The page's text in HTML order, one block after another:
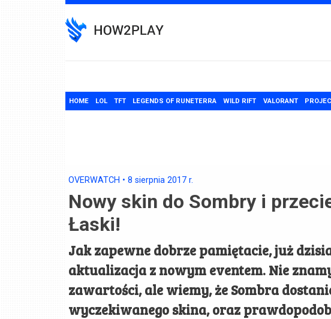
to
content
HOME LOL TFT LEGENDS OF RUNETERRA WILD RIFT VALORANT
OVERWATCH • 8 sierpnia 2017 r.
Nowy skin do Sombry i
Łaski!
Jak zapewne dobrze pamiętacie, już
aktualizacja z nowym eventem. Nie
zawartości, ale wiemy, że Sombra
wyczekiwanego skina, oraz